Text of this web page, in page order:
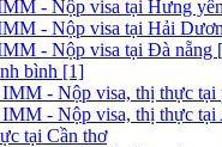
- Nộp visa tại Hưng
- Nộp visa tại Hải
- Nộp visa tại Đà nẵng
bình [1]
- Nộp visa, thị thực tại
- Nộp visa, thị thực tại
tại Cần thơ